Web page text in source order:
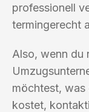
professionell
termingerecht
Also, wenn du
möchtest, was
kostet,